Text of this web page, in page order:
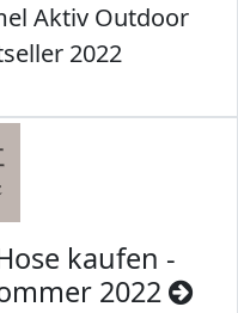
Aktiv Outdoor
2022
kaufen -
2022